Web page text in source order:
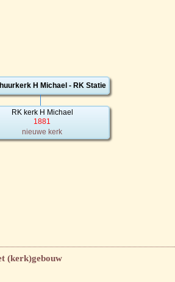
H Michael - RK Statie
RK kerk H Michael
1881
nieuwe kerk
(kerk)gebouw